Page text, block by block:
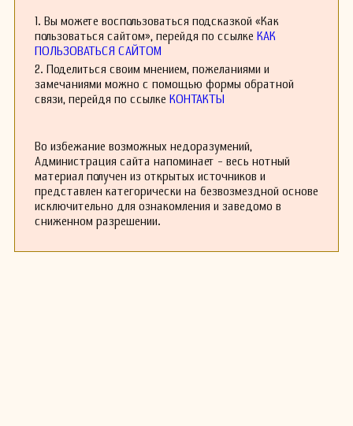
публикации в Соединенных Штатах, что
способствовало её популяризации.
1. Вы можете воспользоваться подсказкой «Как
пользоваться сайтом», перейдя по ссылке КАК
ПОЛЬЗОВАТЬСЯ САЙТОМ
2. Поделиться своим мнением, пожеланиями и
замечаниями можно с помощью формы обратной
связи, перейдя по ссылке КОНТАКТЫ
Во избежание возможных недоразумений,
Администрация сайта напоминает - весь нотный
материал получен из открытых источников и
представлен категорически на безвозмездной основе
исключительно для ознакомления и заведомо в
сниженном разрешении.